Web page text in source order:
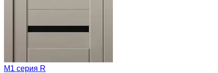
M1 серия R